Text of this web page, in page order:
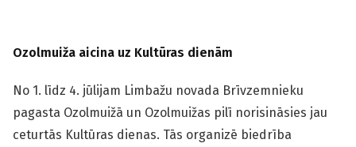
Ozolmuiža aicina uz Kultūras dienām
No 1. līdz 4. jūlijam Limbažu novada Brīvzemnieku
pagasta Ozolmuižā un Ozolmuižas pilī norisināsies jau
ceturtās Kultūras dienas. Tās organizē biedrība